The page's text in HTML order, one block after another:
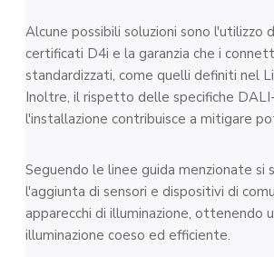
Alcune possibili soluzioni sono l'utilizzo
certificati D4i e la garanzia che i
standardizzati, come quelli definiti nel
Inoltre, il rispetto delle specifiche
l'installazione contribuisce a mitigare
Seguendo le linee guida menzionate si
l'aggiunta di sensori e dispositivi di
apparecchi di illuminazione, ottenendo
illuminazione coeso ed efficiente.